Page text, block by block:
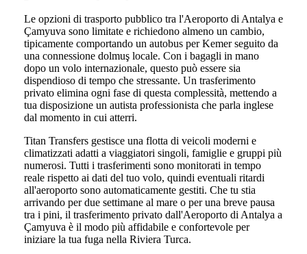
Le opzioni di trasporto pubblico tra l'Aeroporto di Antalya e
Çamyuva sono limitate e richiedono almeno un cambio,
tipicamente comportando un autobus per Kemer seguito da
una connessione dolmuş locale. Con i bagagli in mano
dopo un volo internazionale, questo può essere sia
dispendioso di tempo che stressante. Un trasferimento
privato elimina ogni fase di questa complessità, mettendo a
tua disposizione un autista professionista che parla inglese
dal momento in cui atterri.
Titan Transfers gestisce una flotta di veicoli moderni e
climatizzati adatti a viaggiatori singoli, famiglie e gruppi più
numerosi. Tutti i trasferimenti sono monitorati in tempo
reale rispetto ai dati del tuo volo, quindi eventuali ritardi
all'aeroporto sono automaticamente gestiti. Che tu stia
arrivando per due settimane al mare o per una breve pausa
tra i pini, il trasferimento privato dall'Aeroporto di Antalya a
Çamyuva è il modo più affidabile e confortevole per
iniziare la tua fuga nella Riviera Turca.